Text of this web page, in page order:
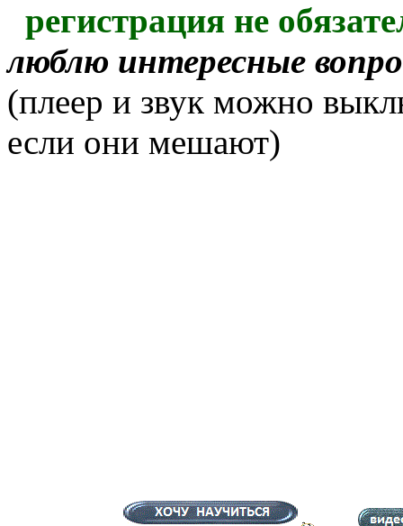
регистрация не
люблю интересные
(плеер и звук можно
если они мешают)